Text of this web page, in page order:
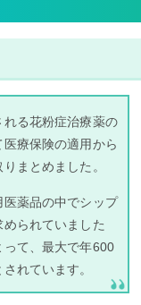
る花粉症治療薬の
療保険の適用から
まとめました。
薬品の中でシップ
られていました
って、最大で年600
れています。